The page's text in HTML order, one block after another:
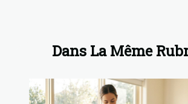
Dans La Même